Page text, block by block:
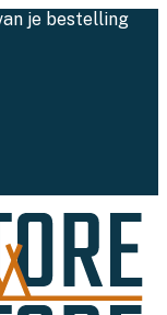
je bestelling